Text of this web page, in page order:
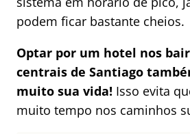
podem ficar bastante cheios.
Optar por um hotel nos
centrais de Santiago
muito sua vida! Isso evita
muito tempo nos caminhos